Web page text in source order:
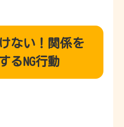
ない！関係を
るNG行動